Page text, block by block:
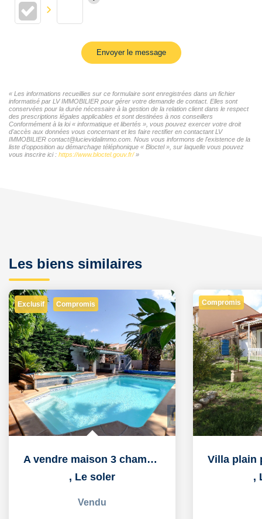
Envoyer le message
« Les informations recueillies sur ce formulaire sont enregistrées dans un fichier
informatisé par LV IMMOBILIER pour gérer votre demande de contact. Elles sont
conservées pour la durée nécessaire à la gestion de la relation client dans le respect
des prescriptions légales applicables et sont destinées à nos conseillers
Conformément à la loi « informatique et libertés », vous pouvez exercer votre droit
d'accès aux données vous concernant et les faire rectifier en contactant LV
IMMOBILIER contact@lucievidalimmo.com. Nous vous informons de l'existence de la
liste d'opposition au démarchage téléphonique « Bloctel », sur laquelle vous pouvez
vous inscrire ici : https://www.bloctel.gouv.fr/»
Les biens similaires
Exclusif Compromis
A vendre maison 3 chambres avec jardin arboré et piscine
, Le soler
Vendu
Compromis
,